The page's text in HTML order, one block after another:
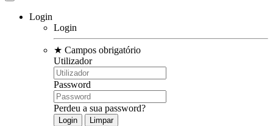
Login
Login
★ Campos obrigatório
Utilizador
Password
Perdeu a sua password?